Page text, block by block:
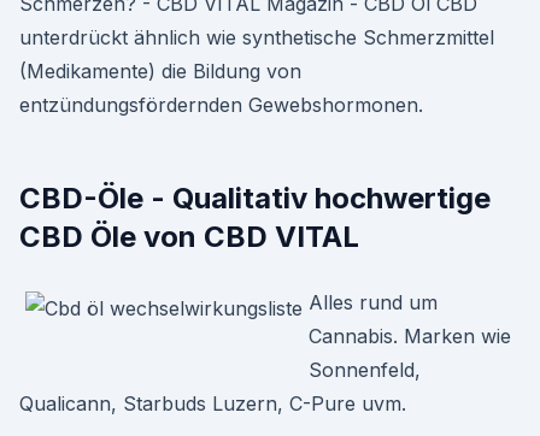
unterdrückt ähnlich wie synthetische Schmerzmittel
(Medikamente) die Bildung von
entzündungsfördernden Gewebshormonen.
CBD-Öle - Qualitativ hochwertige
CBD Öle von CBD VITAL
Alles rund um
Cannabis. Marken wie
Sonnenfeld,
Qualicann, Starbuds Luzern, C-Pure uvm.